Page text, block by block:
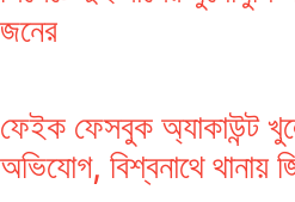
জনের
ফেইক ফেসবুক অ্যাকাউন্ট
অভিযোগ, বিশ্বনাথে থানায়